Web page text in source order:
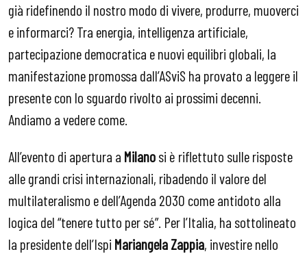
già ridefinendo il nostro modo di vivere, produrre, muoverci
e informarci? Tra energia, intelligenza artificiale,
partecipazione democratica e nuovi equilibri globali, la
manifestazione promossa dall’ASviS ha provato a leggere il
presente con lo sguardo rivolto ai prossimi decenni.
Andiamo a vedere come.
All’evento di apertura a Milanosi è riflettuto sulle risposte
alle grandi crisi internazionali, ribadendo il valore del
multilateralismo e dell’Agenda 2030 come antidoto alla
logica del “tenere tutto per sé”. Per l’Italia, ha sottolineato
la presidente dell’Ispi Mariangela Zappia, investire nello